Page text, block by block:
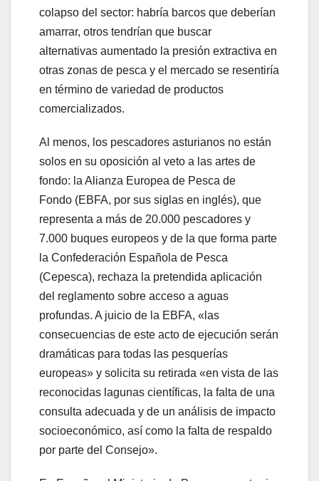
colapso del sector: habría barcos que deberían
amarrar, otros tendrían que buscar
alternativas aumentado la presión extractiva en
otras zonas de pesca y el mercado se resentiría
en término de variedad de productos
comercializados.
Al menos, los pescadores asturianos no están
solos en su oposición al veto a las artes de
fondo: la Alianza Europea de Pesca de
Fondo (EBFA, por sus siglas en inglés), que
representa a más de 20.000 pescadores y
7.000 buques europeos y de la que forma parte
la Confederación Española de Pesca
(Cepesca), rechaza la pretendida aplicación
del reglamento sobre acceso a aguas
profundas. A juicio de la EBFA, «las
consecuencias de este acto de ejecución serán
dramáticas para todas las pesquerías
europeas» y solicita su retirada «en vista de las
reconocidas lagunas científicas, la falta de una
consulta adecuada y de un análisis de impacto
socioeconómico, así como la falta de respaldo
por parte del Consejo».